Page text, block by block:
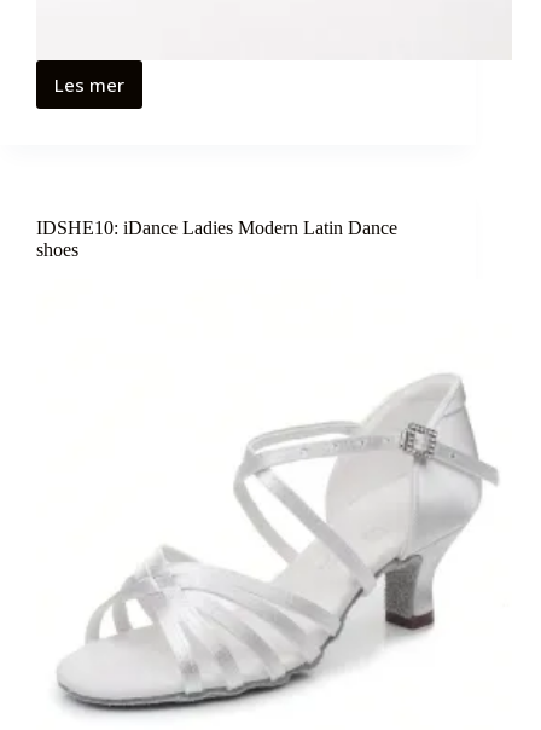
Les mer
IDSHE10: iDance Ladies Modern Latin Dance
shoes